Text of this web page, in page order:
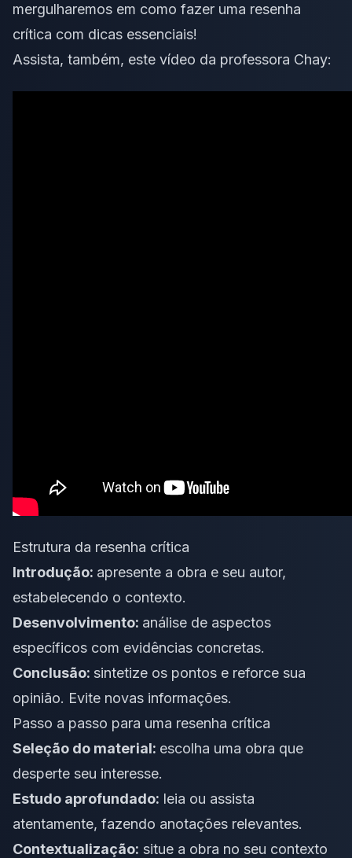
mergulharemos em como fazer uma resenha
crítica com dicas essenciais!
Assista, também, este vídeo da professora Chay:
Estrutura da resenha crítica
Introdução: apresente a obra e seu autor,
estabelecendo o contexto.
Desenvolvimento: análise de aspectos
específicos com evidências concretas.
Conclusão: sintetize os pontos e reforce sua
opinião. Evite novas informações.
Passo a passo para uma resenha crítica
Seleção do material: escolha uma obra que
desperte seu interesse.
Estudo aprofundado: leia ou assista
atentamente, fazendo anotações relevantes.
Contextualização: situe a obra no seu contexto